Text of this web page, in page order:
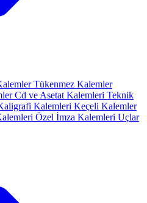
Tükenmez Kalemler
Cd ve Asetat Kalemleri Teknik
Kalemleri Keçeli Kalemler
Özel İmza Kalemleri Uçlar